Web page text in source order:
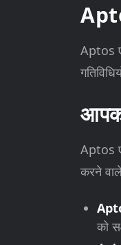
Aptos
Aptos
करने
को